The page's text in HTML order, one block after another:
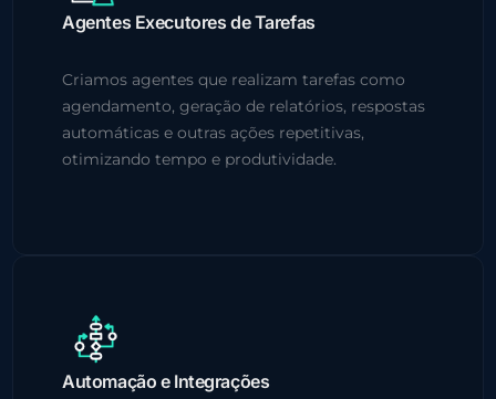
Agentes Executores de Tarefas
Criamos agentes que realizam tarefas como
agendamento, geração de relatórios, respostas
automáticas e outras ações repetitivas,
otimizando tempo e produtividade.
Automação e Integrações